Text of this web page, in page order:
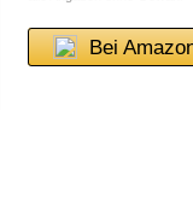
Bei